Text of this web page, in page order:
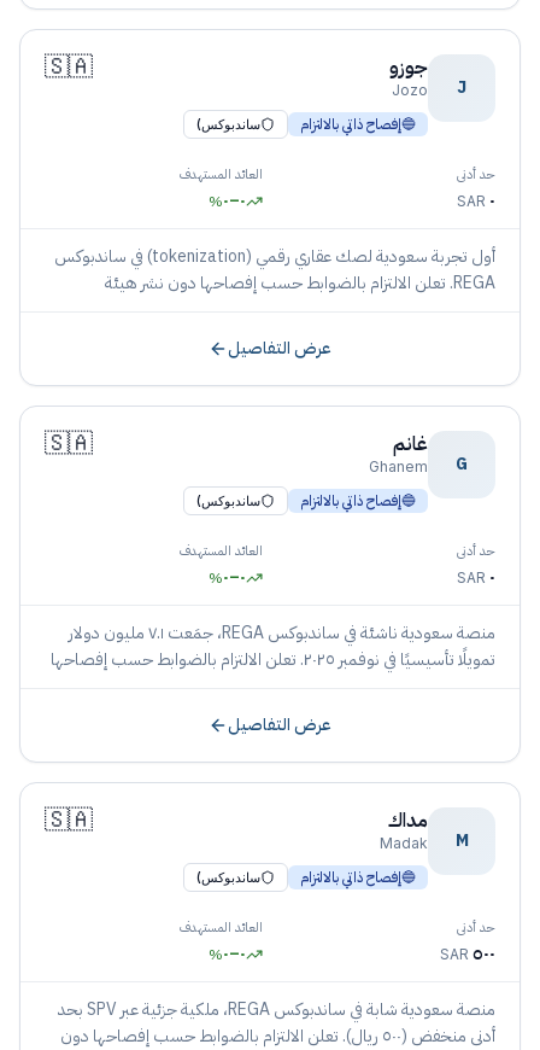
J
جوزو
Jozo
🇸🇦
🔵إفصاح ذاتي بالالتزام ساندبوكس)
حد أدنى
٠ SAR
العائد المستهدف
٠–٠%
أول تجربة سعودية لصك عقاري رقمي (tokenization) في ساندبوكس
REGA. تعلن الالتزام بالضوابط حسب إفصاحها دون نشر هيئة
عرض التفاصيل
G
غانم
Ghanem
🇸🇦
🔵إفصاح ذاتي بالالتزام ساندبوكس)
حد أدنى
٠ SAR
العائد المستهدف
٠–٠%
منصة سعودية ناشئة في ساندبوكس REGA، جمَعت ٧.١ مليون دولار
تمويلًا تأسيسيًا في نوفمبر ٢٠٢٥. تعلن الالتزام بالضوابط حسب إفصاحها
عرض التفاصيل
M
مداك
Madak
🇸🇦
🔵إفصاح ذاتي بالالتزام ساندبوكس)
حد أدنى
٥٠٠ SAR
العائد المستهدف
٠–٠%
منصة سعودية شابة في ساندبوكس REGA، ملكية جزئية عبر SPV بحد
أدنى منخفض (٥٠٠ ريال). تعلن الالتزام بالضوابط حسب إفصاحها دون